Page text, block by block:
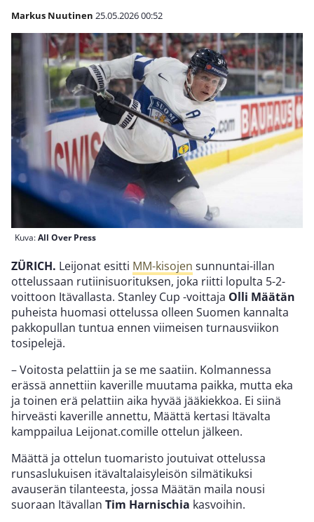
Markus Nuutinen 25.05.202600:52
Kuva:All Over Press
ZÜRICH. Leijonat esitti MM-kisojen sunnuntai-illan
ottelussaan rutiinisuorituksen, joka riitti lopulta 5-2-
voittoon Itävallasta. Stanley Cup -voittaja Olli Määtän
puheista huomasi ottelussa olleen Suomen kannalta
pakkopullan tuntua ennen viimeisen turnausviikon
tosipelejä.
– Voitosta pelattiin ja se me saatiin. Kolmannessa
erässä annettiin kaverille muutama paikka, mutta eka
ja toinen erä pelattiin aika hyvää jääkiekkoa. Ei siinä
hirveästi kaverille annettu, Määttä kertasi Itävalta
kamppailua Leijonat.comille ottelun jälkeen.
Määttä ja ottelun tuomaristo joutuivat ottelussa
runsaslukuisen itävaltalaisyleisön silmätikuksi
avauserän tilanteesta, jossa Määtän maila nousi
suoraan Itävallan Tim Harnischia kasvoihin.